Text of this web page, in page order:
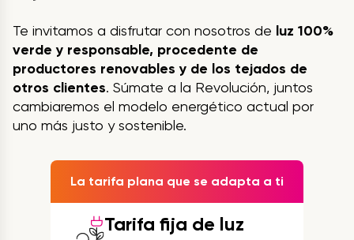
Te invitamos a disfrutar con nosotros de luz 100%
verde y responsable, procedente de
productores renovables y de los tejados de
otros clientes. Súmate a la Revolución, juntos
cambiaremos el modelo energético actual por
uno más justo y sostenible.
La tarifa plana que se adapta a ti
Tarifa fija de luz